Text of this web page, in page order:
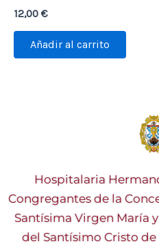
12,00 €
Añadir al carrito
Hospitalaria
Congregantes de la
Santísima Virgen María
del Santísimo Cristo de